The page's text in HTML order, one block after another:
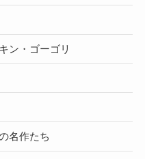
ン・ゴーゴリ
名作たち